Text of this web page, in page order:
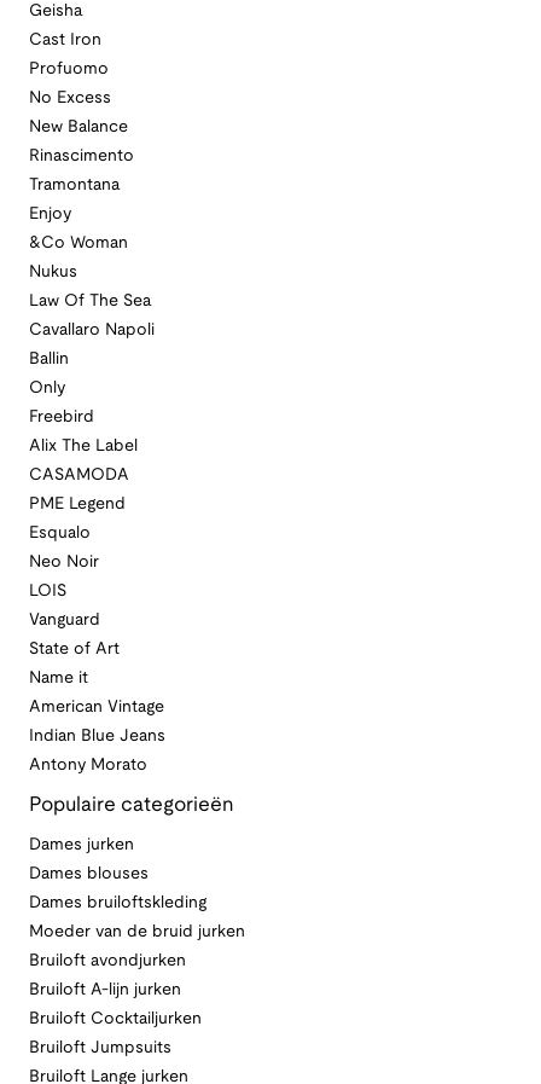
Geisha
Cast Iron
Profuomo
No Excess
New Balance
Rinascimento
Tramontana
Enjoy
&Co Woman
Nukus
Law Of The Sea
Cavallaro Napoli
Ballin
Only
Freebird
Alix The Label
CASAMODA
PME Legend
Esqualo
Neo Noir
LOIS
Vanguard
State of Art
Name it
American Vintage
Indian Blue Jeans
Antony Morato
Populaire categorieën
Dames jurken
Dames blouses
Dames bruiloftskleding
Moeder van de bruid jurken
Bruiloft avondjurken
Bruiloft A-lijn jurken
Bruiloft Cocktailjurken
Bruiloft Jumpsuits
Bruiloft Lange jurken